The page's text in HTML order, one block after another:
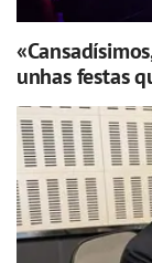
unhas festas